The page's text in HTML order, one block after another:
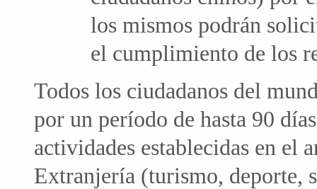
los mismos podrán
el cumplimiento de los
Todos los ciudadanos del
por un período de hasta 90
actividades establecidas en el
Extranjería (turismo, deporte,